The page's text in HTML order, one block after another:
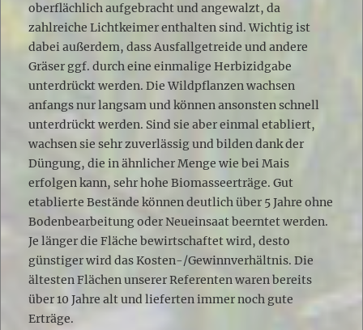
oberflächlich aufgebracht und angewalzt, da
zahlreiche Lichtkeimer enthalten sind. Wichtig ist
dabei außerdem, dass Ausfallgetreide und andere
Gräser ggf. durch eine einmalige Herbizidgabe
unterdrückt werden. Die Wildpflanzen wachsen
anfangs nur langsam und können ansonsten schnell
unterdrückt werden. Sind sie aber einmal etabliert,
wachsen sie sehr zuverlässig und bilden dank der
Düngung, die in ähnlicher Menge wie bei Mais
erfolgen kann, sehr hohe Biomasseerträge. Gut
etablierte Bestände können deutlich über 5 Jahre ohne
Bodenbearbeitung oder Neueinsaat beerntet werden.
Je länger die Fläche bewirtschaftet wird, desto
günstiger wird das Kosten-/Gewinnverhältnis. Die
ältesten Flächen unserer Referenten waren bereits
über 10 Jahre alt und lieferten immer noch gute
Erträge.